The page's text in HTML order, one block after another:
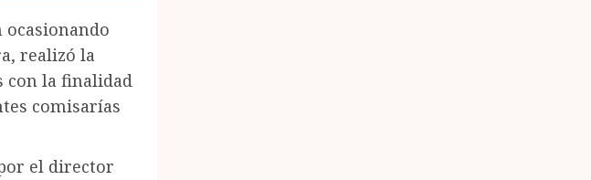
ocasionando
realizó la
con la finalidad
comisarías
el director